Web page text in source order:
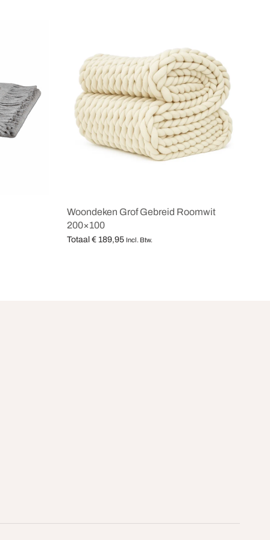
Woondeken Grof Gebreid Roomwit
200×100
Totaal € 189,95 Incl. Btw.